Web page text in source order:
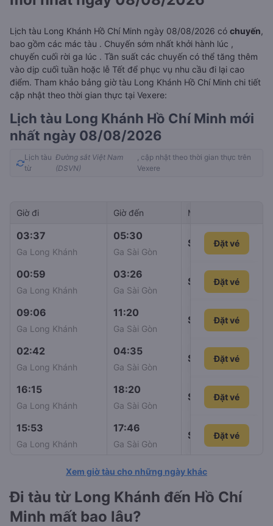
Lịch tàu Long Khánh Hồ Chí Minh ngày 08/08/2026 có chuyến,
bao gồm các mác tàu . Chuyến sớm nhất khởi hành lúc ,
chuyến cuối rời ga lúc . Tần suất các chuyến có thể tăng thêm
vào dịp cuối tuần hoặc lễ Tết để phục vụ nhu cầu đi lại cao
điểm. Tham khảo bảng giờ tàu Long Khánh Hồ Chí Minh chi tiết
cập nhật theo thời gian thực tại Vexere:
Lịch tàu Long Khánh Hồ Chí Minh mới
nhất ngày 08/08/2026
Lịch tàu
từ
Đường sắt Việt Nam
(DSVN)
, cập nhật theo thời gian thực trên
Vexere
Giờ đi Giờ đến Mã tàu
03:37
Ga Long Khánh
05:30
Ga Sài Gòn
SE3 Đặt vé
00:59
Ga Long Khánh
03:26
Ga Sài Gòn
SE9 Đặt vé
09:06
Ga Long Khánh
11:20
Ga Sài Gòn
SE11 Đặt vé
02:42
Ga Long Khánh
04:35
Ga Sài Gòn
SE21 Đặt vé
16:15
Ga Long Khánh
18:20
Ga Sài Gòn
SE5 Đặt vé
15:53
Ga Long Khánh
17:46
Ga Sài Gòn
SPT1 Đặt vé
Đặt vé
Xem giờ tàu cho những ngày khác
Đi tàu từ Long Khánh đến Hồ Chí
Minh mất bao lâu?